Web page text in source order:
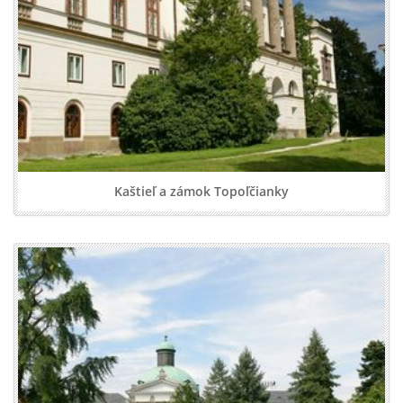
Kaštieľ a zámok Topoľčianky